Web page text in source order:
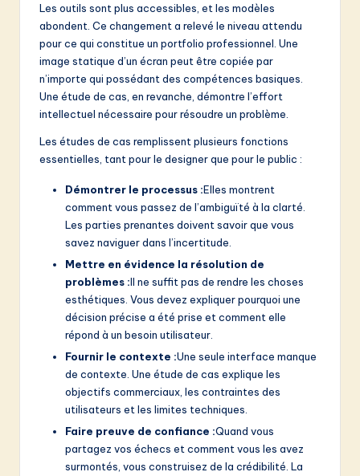
oLes outils sont plus accessibles, et les modèles
abondent. Ce changement a relevé le niveau attendu
pour ce qui constitue un portfolio professionnel. Une
image statique d’un écran peut être copiée par
n’importe qui possédant des compétences basiques.
Une étude de cas, en revanche, démontre l’effort
intellectuel nécessaire pour résoudre un problème.
Les études de cas remplissent plusieurs fonctions
essentielles, tant pour le designer que pour le public :
Démontrer le processus :Elles montrent
comment vous passez de l’ambiguïté à la clarté.
Les parties prenantes doivent savoir que vous
savez naviguer dans l’incertitude.
Mettre en évidence la résolution de
problèmes :Il ne suffit pas de rendre les choses
esthétiques. Vous devez expliquer pourquoi une
décision précise a été prise et comment elle
répond à un besoin utilisateur.
Fournir le contexte :Une seule interface manque
de contexte. Une étude de cas explique les
objectifs commerciaux, les contraintes des
utilisateurs et les limites techniques.
Faire preuve de confiance :Quand vous
partagez vos échecs et comment vous les avez
surmontés, vous construisez de la crédibilité. La